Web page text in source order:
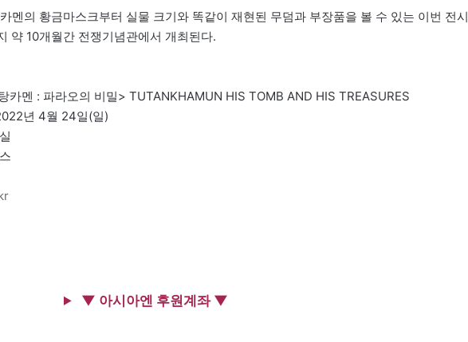
멘의 황금마스크부터 실물 크기와 똑같이 재현된 무덤과 부장품을 볼 수 있는 이번 전시
약 10개월간 전쟁기념관에서 개최된다.
카멘 : 파라오의 비밀> TUTANKHAMUN HIS TOMB AND HIS TREASURES
년 4월 24일(일)
▼ 아시아엔 후원계좌 ▼